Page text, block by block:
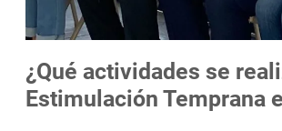
¿Qué actividades se
Estimulación Temprana